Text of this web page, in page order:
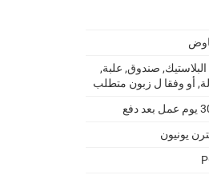
صندوق, علبة,
أو وفقا ل زبون متطلب